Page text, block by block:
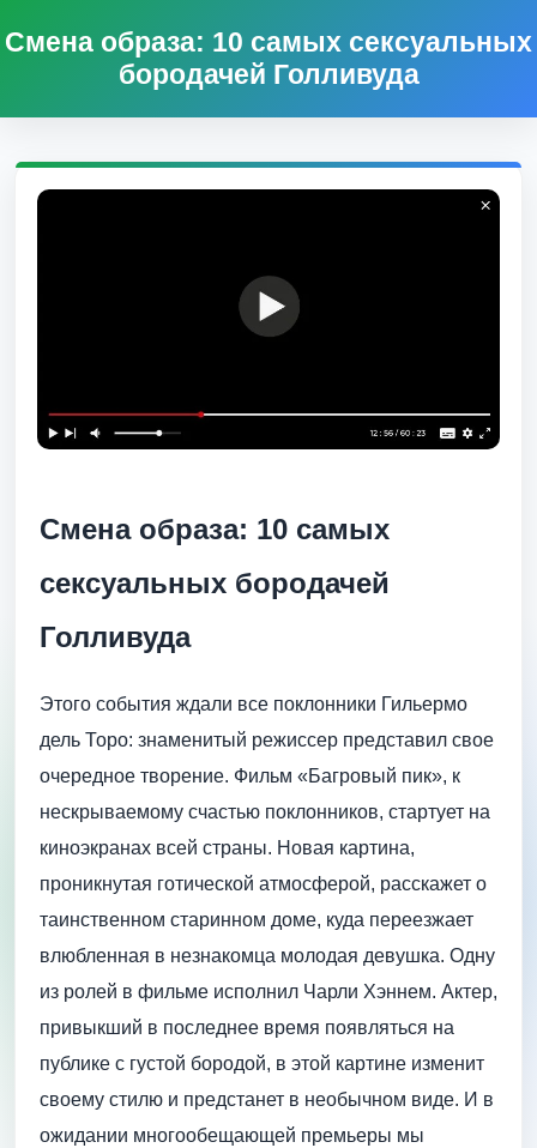
Смена образа: 10 самых сексуальных
бородачей Голливуда
Смена образа: 10 самых
сексуальных бородачей
Голливуда
Этого события ждали все поклонники Гильермо
дель Торо: знаменитый режиссер представил свое
очередное творение. Фильм «Багровый пик», к
нескрываемому счастью поклонников, стартует на
киноэкранах всей страны. Новая картина,
проникнутая готической атмосферой, расскажет о
таинственном старинном доме, куда переезжает
влюбленная в незнакомца молодая девушка. Одну
из ролей в фильме исполнил Чарли Хэннем. Актер,
привыкший в последнее время появляться на
публике с густой бородой, в этой картине изменит
своему стилю и предстанет в необычном виде. И в
ожидании многообещающей премьеры мы